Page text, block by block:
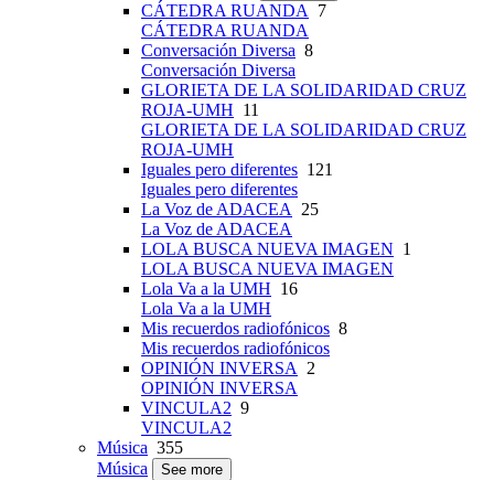
CÁTEDRA RUANDA
7
CÁTEDRA RUANDA
Conversación Diversa 8
Conversación Diversa
GLORIETA DE LA SOLIDARIDAD CRUZ
ROJA-UMH 11
GLORIETA DE LA SOLIDARIDAD CRUZ
ROJA-UMH
Iguales pero diferentes 121
Iguales pero diferentes
La Voz de ADACEA
25
La Voz de ADACEA
LOLA BUSCA NUEVA IMAGEN 1
LOLA BUSCA NUEVA IMAGEN
Lola Va a la UMH 16
Lola Va a la UMH
Mis recuerdos radiofónicos 8
Mis recuerdos radiofónicos
OPINIÓN INVERSA
2
OPINIÓN INVERSA
VINCULA2 9
VINCULA2
Música 355
Música
See more